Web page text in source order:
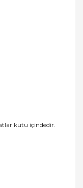
kutu içindedir.